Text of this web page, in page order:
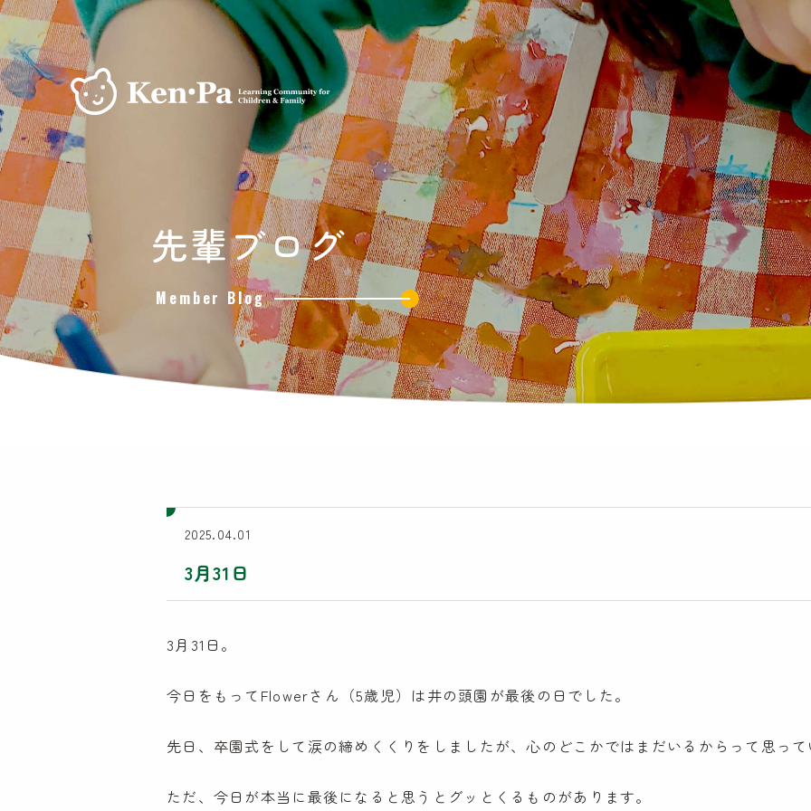
先輩ブログ
Member Blog
2025.04.01
3月31日
3月31日。
今日をもってFlowerさん（5歳児）は井の頭園が最後の日でした。
先日、卒園式をして涙の締めくくりをしましたが、心のどこかではまだいるからって思っ
ただ、今日が本当に最後になると思うとグッとくるものがあります。